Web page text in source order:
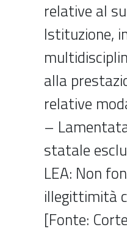
relative al
Istituzione,
alla
relative
–
statale
LEA: Non
illegittimità
[Fonte: